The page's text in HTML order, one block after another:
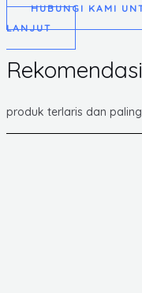
HUBUNGI KAMI
LANJUT
produk terlaris dan